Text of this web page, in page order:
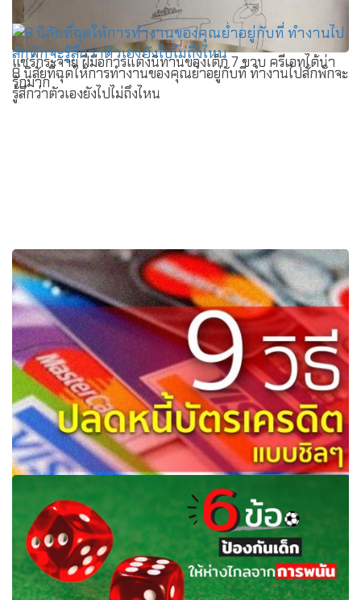
แชร์กระจาย ฝีมือการแต่งนิทานของเด็ก 7 ขวบ ครีเอทได้น่า
รักมาก
8 นิสัยที่ฉุดให้การทำงานของคุณย่ำอยู่กับที่ ทำงานไปสักพักจะ
รู้สึกว่าตัวเองยังไปไม่ถึงไหน
9 วิธีปลดหนี้บัตรเครดิตแบบชิลๆ ไม่มีใครชอบการเป็นหนี้สิน
หรอกนะ จริงไหม...อิอิ